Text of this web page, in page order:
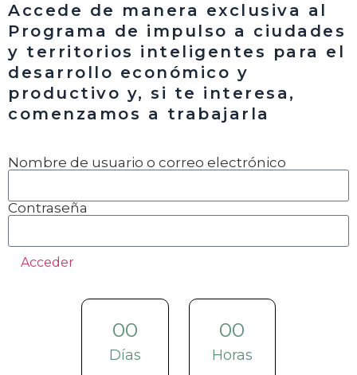
Accede de manera exclusiva al
Programa de impulso a ciudades
y territorios inteligentes para el
desarrollo económico y
productivo y, si te interesa,
comenzamos a trabajarla
Nombre de usuario o correo electrónico
Contraseña
Acceder
00
Días
00
Horas